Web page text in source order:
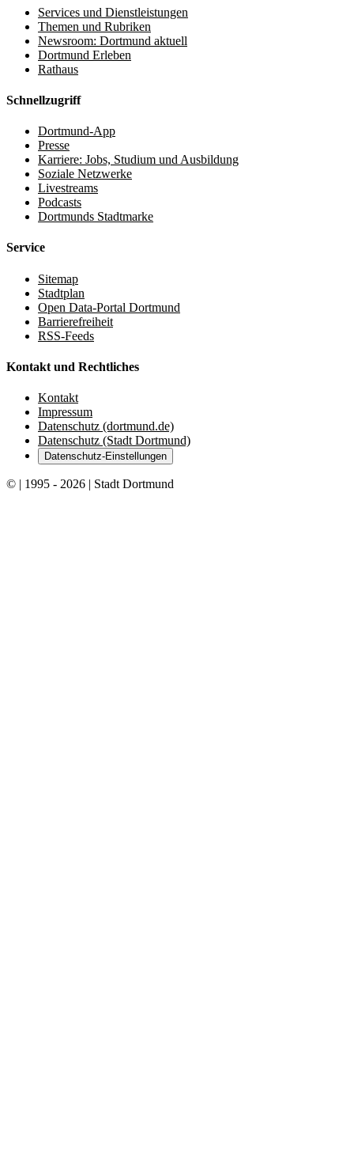
Services und Dienstleistungen
Themen und Rubriken
Newsroom: Dortmund aktuell
Dortmund Erleben
Rathaus
Schnellzugriff
Dortmund-App
Presse
Karriere: Jobs, Studium und Ausbildung
Soziale Netzwerke
Livestreams
Podcasts
Dortmunds Stadtmarke
Service
Sitemap
Stadtplan
Open Data-Portal Dortmund
Barrierefreiheit
RSS-Feeds
Kontakt und Rechtliches
Kontakt
Impressum
Datenschutz (dortmund.de)
Datenschutz (Stadt Dortmund)
Datenschutz-Einstellungen
© | 1995 - 2026 | Stadt Dortmund